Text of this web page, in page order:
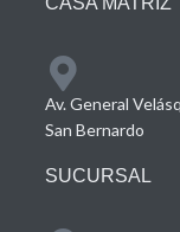
Av. General
San Bernardo
SUCURSAL